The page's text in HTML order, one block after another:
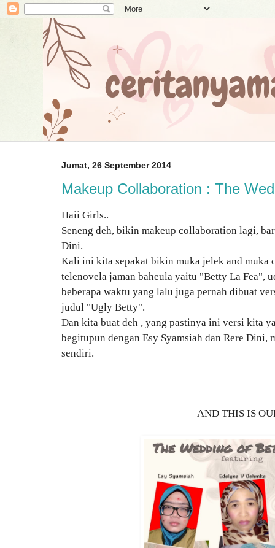
Jumat, 26 September 2014
Makeup Collaboration : The
Haii Girls..
Seneng deh, bikin makeup collaboration lagi,
Dini.
Kali ini kita sepakat bikin muka jelek and muka
telenovela jaman baheula yaitu "Betty La Fea",
beberapa waktu yang lalu juga pernah dibuat
judul "Ugly Betty".
Dan kita buat deh , yang pastinya ini versi kita
begitupun dengan Esy Syamsiah dan Rere Dini,
sendiri.
AND THIS IS